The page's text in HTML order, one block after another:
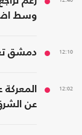
وسط
12:10 دمشق
12:02
عن